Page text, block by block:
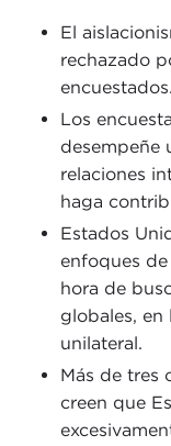
El
rechazado
encuestados.
Los
desempeñe
relaciones
haga
Estados
enfoques
hora de
globales,
unilateral.
Más de tres
creen que